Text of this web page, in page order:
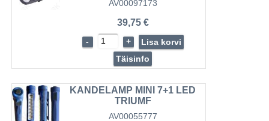
AV00097173
39,75 €
- +
Lisa korvi
Täisinfo
KANDELAMP MINI 7+1 LED
TRIUMF
AV00055777